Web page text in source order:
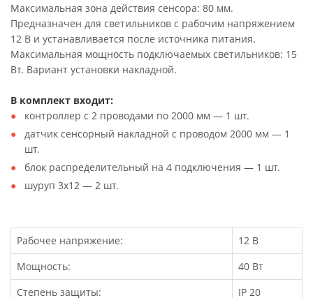
Максимальная зона действия сенсора: 80 мм.
Предназначен для светильников с рабочим напряжением
12 В и устанавливается после источника питания.
Максимальная мощность подключаемых светильников: 15
Вт. Вариант установки накладной.
В комплект входит:
контроллер с 2 проводами по 2000 мм — 1 шт.
датчик сенсорный накладной с проводом 2000 мм — 1
шт.
блок распределительный на 4 подключения — 1 шт.
шуруп 3х12 — 2 шт.
Рабочее напряжение:
12 В
Мощность:
40 Вт
Степень защиты:
IP 20